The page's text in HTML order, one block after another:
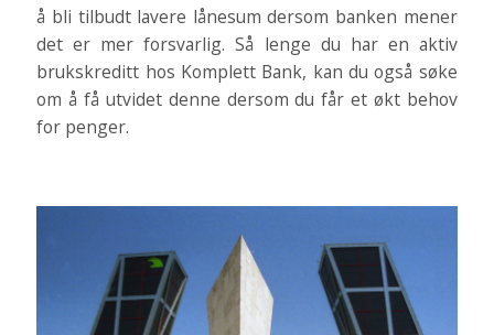
å bli tilbudt lavere lånesum dersom banken mener
det er mer forsvarlig. Så lenge du har en aktiv
brukskreditt hos Komplett Bank, kan du også søke
om å få utvidet denne dersom du får et økt behov
for penger.